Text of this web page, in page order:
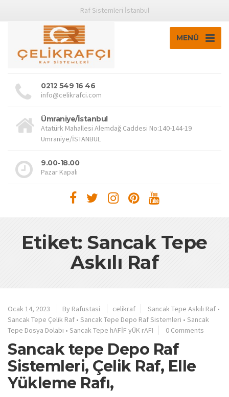
Raf Sistemleri İstanbul
MENÜ
0212 549 16 46
info@celikrafci.com
Ümraniye/İstanbul
Atatürk Mahallesi Alemdağ Caddesi No:140-144-19
Ümraniye/İSTANBUL
9.00-18.00
Pazar Kapalı
Etiket: Sancak Tepe
Askılı Raf
Ocak 14, 2023 By Rafustasi celikraf Sancak Tepe Askılı Raf •
Sancak Tepe Çelik Raf • Sancak Tepe Depo Raf Sistemleri • Sancak
Tepe Dosya Dolabı • Sancak Tepe hAFİF yÜK rAFI 0 Comments
Sancak tepe Depo Raf
Sistemleri, Çelik Raf, Elle
Yükleme Rafı,